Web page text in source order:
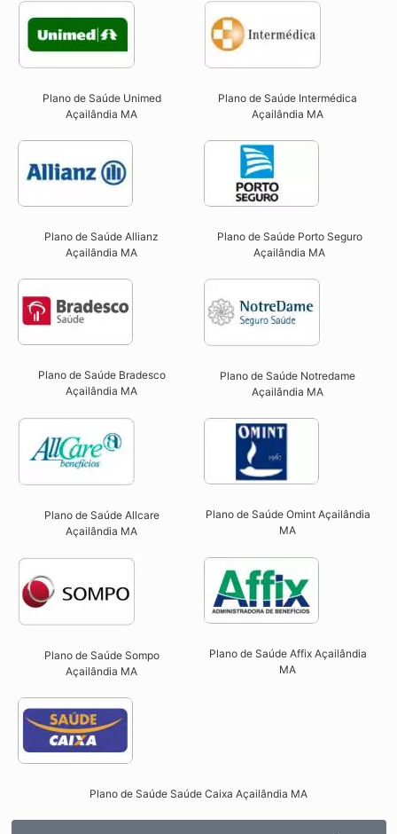
Plano de Saúde Unimed
Açailândia MA
Plano de Saúde Intermédica
Açailândia MA​
Plano de Saúde Allianz
Açailândia MA​
Plano de Saúde Porto Seguro
Açailândia MA​
Plano de Saúde Bradesco
Açailândia MA
Plano de Saúde Notredame
Açailândia MA​
Plano de Saúde Allcare
Açailândia MA​
Plano de Saúde Omint Açailândia
MA​
Plano de Saúde Sompo
Açailândia MA​
Plano de Saúde Affix Açailândia
MA​
Plano de Saúde Saúde Caixa Açailândia MA​